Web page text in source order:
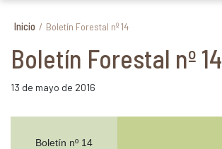
Inicio / Boletín Forestal nº 14
Boletín Forestal nº 14
13 de mayo de 2016
Boletín nº 14